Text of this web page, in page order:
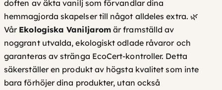
g
i
s
k
m
ä
n
doften av äkta vanilj som förvandlar dina
hemmagjorda skapelser till något alldeles extra. 🌿
Vår Ekologiska Vaniljarom är framställd av
noggrant utvalda, ekologiskt odlade råvaror och
garanteras av stränga EcoCert-kontroller. Detta
säkerställer en produkt av högsta kvalitet som inte
bara förhöjer dina produkter, utan också